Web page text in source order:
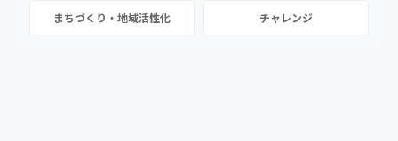
まちづくり・地域活性化 チャレンジ